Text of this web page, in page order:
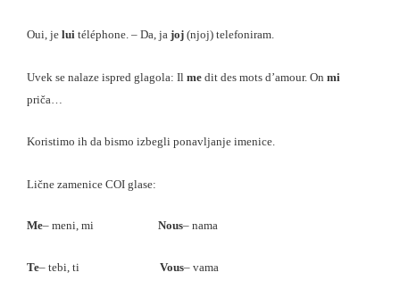
Oui, je lui téléphone. – Da, ja joj (njoj) telefoniram.
Uvek se nalaze ispred glagola: Il me dit des mots d’amour. On mi
priča…
Koristimo ih da bismo izbegli ponavljanje imenice.
Lične zamenice COI glase:
Me– meni, mi Nous– nama
Te– tebi, ti Vous– vama